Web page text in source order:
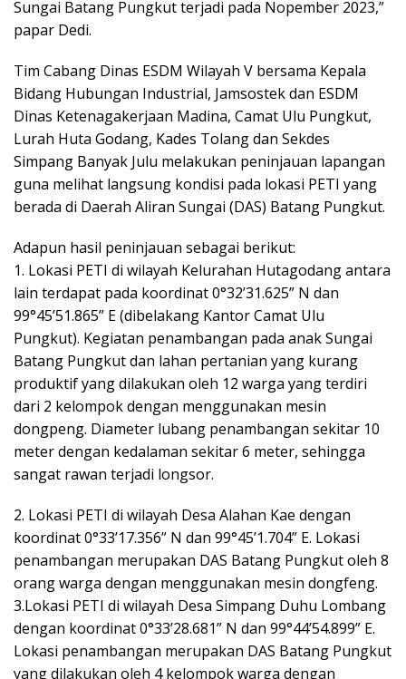
Sungai Batang Pungkut terjadi pada Nopember 2023,”
papar Dedi.
Tim Cabang Dinas ESDM Wilayah V bersama Kepala
Bidang Hubungan Industrial, Jamsostek dan ESDM
Dinas Ketenagakerjaan Madina, Camat Ulu Pungkut,
Lurah Huta Godang, Kades Tolang dan Sekdes
Simpang Banyak Julu melakukan peninjauan lapangan
guna melihat langsung kondisi pada lokasi PETI yang
berada di Daerah Aliran Sungai (DAS) Batang Pungkut.
Adapun hasil peninjauan sebagai berikut:
1. Lokasi PETI di wilayah Kelurahan Hutagodang antara
lain terdapat pada koordinat 0°32’31.625” N dan
99°45’51.865” E (dibelakang Kantor Camat Ulu
Pungkut). Kegiatan penambangan pada anak Sungai
Batang Pungkut dan lahan pertanian yang kurang
produktif yang dilakukan oleh 12 warga yang terdiri
dari 2 kelompok dengan menggunakan mesin
dongpeng. Diameter lubang penambangan sekitar 10
meter dengan kedalaman sekitar 6 meter, sehingga
sangat rawan terjadi longsor.
2. Lokasi PETI di wilayah Desa Alahan Kae dengan
koordinat 0°33’17.356” N dan 99°45’1.704” E. Lokasi
penambangan merupakan DAS Batang Pungkut oleh 8
orang warga dengan menggunakan mesin dongfeng.
3.Lokasi PETI di wilayah Desa Simpang Duhu Lombang
dengan koordinat 0°33’28.681” N dan 99°44’54.899” E.
Lokasi penambangan merupakan DAS Batang Pungkut
yang dilakukan oleh 4 kelompok warga dengan